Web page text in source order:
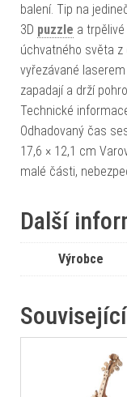
balení. Tip na
3D puzzle a
úchvatného světa z
vyřezávané
zapadají a drží
Technické
Odhadovaný čas
17,6 × 12,1 cm
malé části,
Další
Výrobce